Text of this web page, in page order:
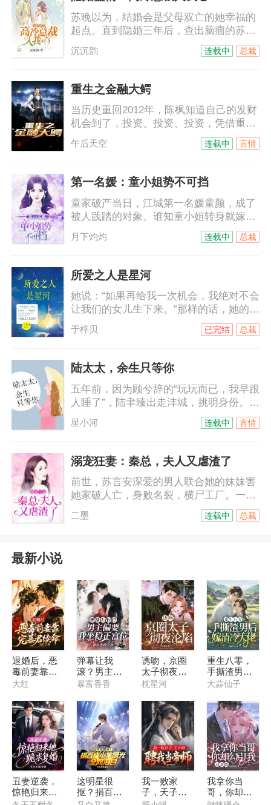
了？
苏晚以为，结婚会是父母双亡的她幸福的
起点。直到隐婚三年后，查出脑瘤的苏晚
终于学会放手了。“陆禹凛，我们离婚
吧。”面对她的反常，陆禹凛以为她在欲擒
一切手段不就是想成为真正的陆夫人么？
如今我成全你！”……隐婚曝光后，苏晚病
情严重，在她放手前，意外发现自己怀
孕。或许……连老天都想让她的墓碑上刻
上陆禹凛妻子苏晚之墓吧。
沉沉韵 总裁
连载中
重生之金融大鳄
当历史重回2012年，陈枫知道自己的发财
机会到了，投资、投资、投资，凭借重生
者的优势，一步步走向世界首富。
午后天空 言情
连载中
第一名媛：童小姐势不可挡
童家破产当日，江城第一名媛童颜，成了
被人践踏的对象。谁知童小姐转身就嫁给
了，在床上躺了半年，都睁不开眼的活死
人——陆霆骁。这下好了，笑话中的笑
寞，红杏扒墙的狗血剧情时……陆霆骁醒
了！呵……童颜要被赶出陆家了。所有人
开始等啊等，等啊等……一直等到陆霆骁
把媳妇儿宠上天，他们连直视陆少奶奶的
资格都没有了！
月下灼灼 总裁
连载中
所爱之人是星河
她说：“如果再给我一次机会，我绝对不会
让我们的女儿生下来。”那样的话，她的孩
子，就不会还没有好好看看这个世界，就
被自己的亲生父亲害死了……
于梓贝 总裁
已完结
陆太太，余生只等你
五年前，因为顾兮辞的“玩玩而已，我早跟
人睡了”，陆聿臻出走沣城，挑明身份。五
年暗无天日的生活，她有命等到他回来，
却因一句“你不配”，被陆聿臻亲手推入地
才是真正的不归路。某天陆爷忽然醒悟，
全方位无孔不入渗透顾小姐的生活。
星小河 言情
连载中
溺宠狂妻：秦总，夫人又虐渣了
前世，苏言安深爱的男人联合她的妹妹害
她家破人亡，身败名裂，横尸工厂。一朝
重生回十八岁，她要改写命运，手撕渣
男！玩虐白莲花！只是，这个她不想沾染
二墨 总裁
连载中
最新小说
退婚后，恶
毒前妻靠宠
暴君续命
大红
弹幕让我
滚？男主偏
要我坐稳正
暴富香香
诱吻，京圈
太子彻夜沦
陷
枕星河
重生八零，
手撕渣男后
嫁清冷大佬
大蒜仙子
丑妻逆袭，
惊艳归来他
这明星很
抠？捐百座
我一败家
子，天子却
我拿你当
哥，你却勾